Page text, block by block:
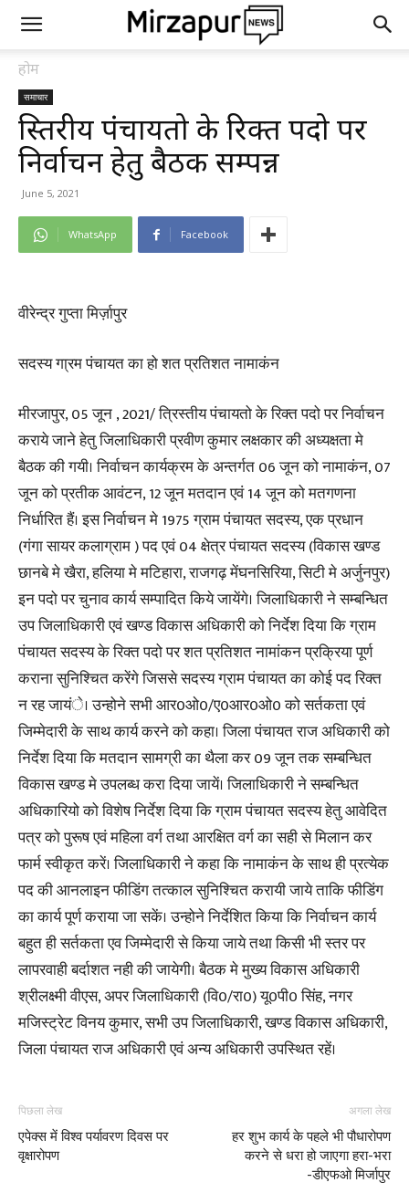
होम
समाचार
त्रिस्तरीय पंचायतो के रिक्त पदो पर
निर्वाचन हेतु बैठक सम्पन्न
June 5, 2021
WhatsApp Facebook
वीरेन्द्र गुप्ता मिर्ज़ापुर
सदस्य गा्रम पंचायत का हो शत प्रतिशत नामाकंन
मीरजापुर, 05 जून , 2021/ त्रिस्तीय पंचायतो के रिक्त पदो पर निर्वाचन
कराये जाने हेतु जिलाधिकारी प्रवीण कुमार लक्षकार की अध्यक्षता मे
बैठक की गयी। निर्वाचन कार्यक्रम के अन्तर्गत 06 जून को नामाकंन, 07
जून को प्रतीक आवंटन, 12 जून मतदान एवं 14 जून को मतगणना
निर्धारित हैं। इस निर्वाचन मे 1975 ग्राम पंचायत सदस्य, एक प्रधान
(गंगा सायर कलाग्राम ) पद एवं 04 क्षेत्र पंचायत सदस्य (विकास खण्ड
छानबे मे खैरा, हलिया मे मटिहारा, राजगढ़ मेंघनसिरिया, सिटी मे अर्जुनपुर)
इन पदो पर चुनाव कार्य सम्पादित किये जायेंगे। जिलाधिकारी ने सम्बन्धित
उप जिलाधिकारी एवं खण्ड विकास अधिकारी को निर्देश दिया कि ग्राम
पंचायत सदस्य के रिक्त पदो पर शत प्रतिशत नामांकन प्रक्रिया पूर्ण
कराना सुनिश्चित करेंगे जिससे सदस्य ग्राम पंचायत का कोई पद रिक्त
न रह जायंे। उन्होने सभी आर0ओ0/ए0आर0ओ0 को सर्तकता एवं
जिम्मेदारी के साथ कार्य करने को कहा। जिला पंचायत राज अधिकारी को
निर्देश दिया कि मतदान सामग्री का थैला कर 09 जून तक सम्बन्धित
विकास खण्ड मे उपलब्ध करा दिया जायें। जिलाधिकारी ने सम्बन्धित
अधिकारियो को विशेष निर्देश दिया कि ग्राम पंचायत सदस्य हेतु आवेदित
पत्र को पुरूष एवं महिला वर्ग तथा आरक्षित वर्ग का सही से मिलान कर
फार्म स्वीकृत करें। जिलाधिकारी ने कहा कि नामाकंन के साथ ही प्रत्येक
पद की आनलाइन फीडिंग तत्काल सुनिश्चित करायी जाये ताकि फीडिंग
का कार्य पूर्ण कराया जा सकें। उन्होने निर्देशित किया कि निर्वाचन कार्य
बहुत ही सर्तकता एव जिम्मेदारी से किया जाये तथा किसी भी स्तर पर
लापरवाही बर्दाशत नही की जायेगी। बैठक मे मुख्य विकास अधिकारी
श्रीलक्ष्मी वीएस, अपर जिलाधिकारी (वि0/रा0) यू0पी0 सिंह, नगर
मजिस्ट्रेट विनय कुमार, सभी उप जिलाधिकारी, खण्ड विकास अधिकारी,
जिला पंचायत राज अधिकारी एवं अन्य अधिकारी उपस्थित रहें।
पिछला लेख
एपेक्स में विश्व पर्यावरण दिवस पर
वृक्षारोपण
अगला लेख
हर शुभ कार्य के पहले भी पौधारोपण
करने से धरा हो जाएगा हरा-भरा
-डीएफओ मिर्जापुर